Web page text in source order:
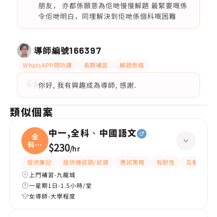
朋友， 亦都係願意為佢哋慢慢解題 最緊要嘅係
令佢哋明白，同埋解決到佢哋係個科嘅困難
導師編號166397
WhatsAPP問功課 長期補習 解題思路
你好, 我有興趣成為導師, 感謝.
類似個案
全
科、
中國
中一,全科、中國語文
$230/hr
提供筆記 提供練習題/試題 應試策略 有耐性
互動教學
上門補習-九龍城
一星期1日-1.5小時/堂
女導師-大學程度